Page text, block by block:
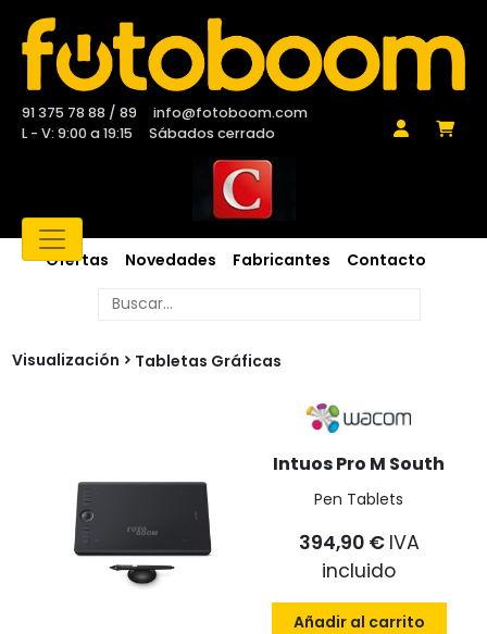
91 375 78 88 / 89
info@fotoboom.com
L - V: 9:00 a 19:15
Sábados cerrado
Ofertas Novedades Fabricantes Contacto
Visualización Tabletas Gráficas
Intuos Pro M South
Pen Tablets
394,90 € IVA
incluido
Añadir al carrito